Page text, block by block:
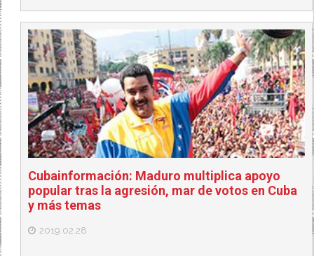
Cubainformación: Maduro multiplica apoyo
popular tras la agresión, mar de votos en Cuba
y más temas
2019.02.28